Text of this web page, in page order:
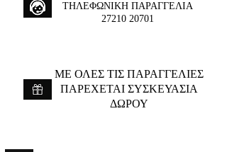
ΤΗΛΕΦΩΝΙΚΗ ΠΑΡΑΓΓΕΛΙΑ
27210 20701
ME ΟΛΕΣ ΤΙΣ ΠΑΡΑΓΓΕΛΙΕΣ
ΠΑΡΕΧΕΤΑΙ ΣΥΣΚΕΥΑΣΙΑ
ΔΩΡΟΥ